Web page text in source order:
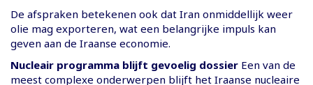
De afspraken betekenen ook dat Iran onmiddellijk weer
olie mag exporteren, wat een belangrijke impuls kan
geven aan de Iraanse economie.
Nucleair programma blijft gevoelig dossier Een van de
meest complexe onderwerpen blijft het Iraanse nucleaire